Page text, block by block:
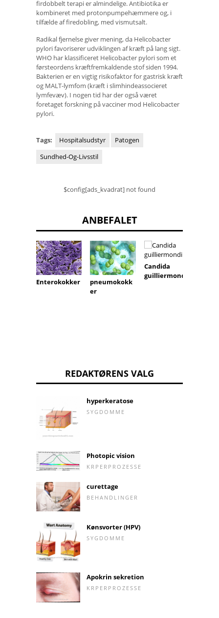
firdobbelt terapi er almindelige. Antibiotika er
kombineret med protonpumpehæmmere og, i
tilfælde af firedobling, med vismutsalt.
Radikal fjernelse giver mening, da Helicobacter
pylori favoriserer udviklingen af ​​kræft på lang sigt.
WHO har klassificeret Helicobacter pylori som et
førsteordens kræftfremkaldende stof siden 1994.
Bakterien er en vigtig risikofaktor for gastrisk kræft
og MALT-lymfom (kræft i slimhindeassocieret
lymfevæv). I nogen tid har der også været
foretaget forskning på vacciner mod Helicobacter
pylori.
Tags: Hospitalsudstyr
Patogen
Sundhed-Og-Livsstil
$config[ads_kvadrat] not found
ANBEFALET
Enterokokker
pneumokokk
er
Candida
guilliermondii
REDAKTØRENS VALG
hyperkeratose
SYGDOMME
Photopic vision
KRPERPROZESSE
curettage
BEHANDLINGER
Kønsvorter (HPV)
SYGDOMME
Apokrin sekretion
KRPERPROZESSE